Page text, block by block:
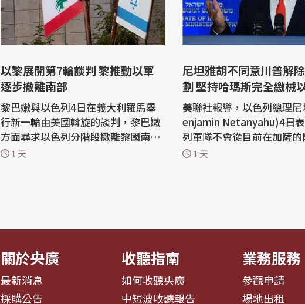
以黎展開第7輪談判 黎推動以軍
逐步撤離南部
黎巴嫩與以色列4日在義大利羅馬舉
行新一輪由美國斡旋的談判，黎巴嫩
方面尋求以色列分階段撤離黎國南
部；會談預計持續至6日。 法新社報
1 天
尼坦雅胡不同意川普解
劃 堅持哈瑪斯完全繳械
出
美聯社報導，以色列總理
enjamin Netanyahu)4日
列軍隊不會從目前在加薩
出，除非巴勒斯坦伊斯蘭
1 天
關於央廣
最新消息
採購公告
收聽指南
如何收聽央廣
中短波收聽報告
業務服務
參觀申請
場地出租